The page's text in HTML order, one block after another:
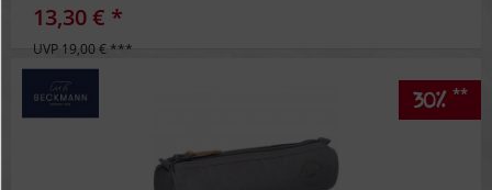
13,30 € *
UVP 19,00 € ***
30% **